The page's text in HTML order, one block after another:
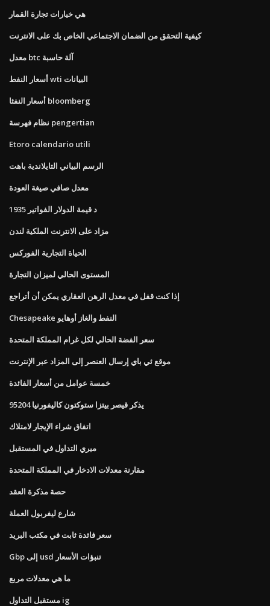
هي خيارات تجارة القمار
كيفية التحقق من الضمان الاجتماعي الخاص بك على الانترنت
معدل btc آلة حاسبة
أسعار النفط wti البيانات
أسعار النفثا bloomberg
نظام فهرسة pengertian
Etoro calendario utili
الرسم البياني التايلاندية باهت
معدل صافي صيغة العودة
1935 د قيمة الدولار الفواتير
مزاد على الانترنت الملكية لندن
الحياة التجارية الفوركس
المستوى الحالي لميزان التجارة
إذا كنت قفل في معدل الرهن العقاري يمكن أن أتراجع
Chesapeake النفط والغاز أوهايو
سعر الفضة الحالي لكل غرام المملكة المتحدة
موقع ئي باي إرسال العنصر إلى المزاد عبر الإنترنت
خمسة عوامل من أسعار الفائدة
يذكر قيصر بيتزا ستوكتون كاليفورنيا 95204
اتفاق شراء الإيجار لامتلاك
ميري التداول في المستقبل
مقارنة معدلات الادخار في المملكة المتحدة
حصة مذكرة العقد
شارع ليفربول العملة
سعر فائدة ثابت في مكتب البريد
Gbp إلى usd تنبؤات الأسعار
ما هي معدلات مربع
مستقبل التداول ig